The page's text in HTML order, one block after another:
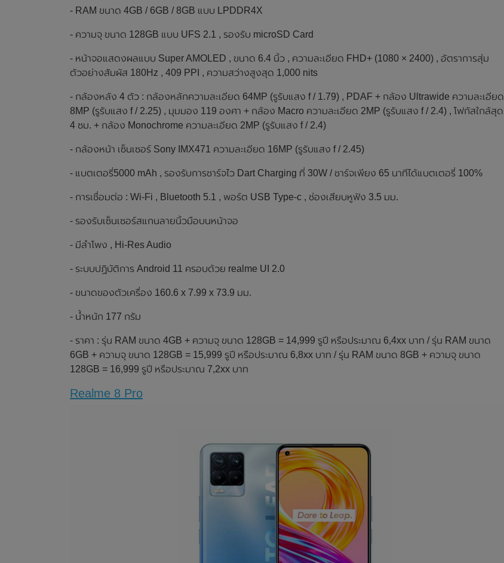
- RAM ขนาด 4GB / 6GB / 8GB แบบ LPDDR4X
- ความจุ ขนาด 128GB แบบ UFS 2.1 , รองรับ microSD Card
- หน้าจอแสดงผลแบบ Super AMOLED , ขนาด 6.4 นิ้ว , ความละเอียด FHD+ (1080 × 2400) , อัตราการสุ่ม
ตัวอย่างสัมผัส 180Hz , 409 PPI , ความสว่างสูงสุด 1,000 nits
- กล้องหลัง 4 ตัว : กล้องหลักความละเอียด 64MP (รูรับแสง f / 1.79) , PDAF + กล้อง Ultrawide ความละเอียด
8MP (รูรับแสง f / 2.25) , มุมมอง 119 องศา + กล้อง Macro ความละเอียด 2MP (รูรับแสง f / 2.4) , โฟกัสใกล้สุด
4 ซม. + กล้อง Monochrome ความละเอียด 2MP (รูรับแสง f / 2.4)
- กล้องหน้า เซ็นเซอร์ Sony IMX471 ความละเอียด 16MP (รูรับแสง f / 2.45)
- แบตเตอรี่5000 mAh , รองรับการชาร์จไว Dart Charging ที่ 30W / ชาร์จเพียง 65 นาทีได้แบตเตอรี่ 100%
- การเชื่อมต่อ : Wi-Fi , Bluetooth 5.1 , พอร์ต USB Type-c , ช่องเสียบหูฟัง 3.5 มม.
- รองรับเซ็นเซอร์สแกนลายนิ้วมือบนหน้าจอ
- มีลำโพง , Hi-Res Audio
- ระบบปฏิบัติการ Android 11 ครอบด้วย realme UI 2.0
- ขนาดของตัวเครื่อง 160.6 x 7.99 x 73.9 มม.
- น้ำหนัก 177 กรัม
- ราคา : รุ่น RAM ขนาด 4GB + ความจุ ขนาด 128GB = 14,999 รูปี หรือประมาณ 6,4xx บาท / รุ่น RAM ขนาด
6GB + ความจุ ขนาด 128GB = 15,999 รูปี หรือประมาณ 6,8xx บาท / รุ่น RAM ขนาด 8GB + ความจุ ขนาด
128GB = 16,999 รูปี หรือประมาณ 7,2xx บาท
Realme 8 Pro